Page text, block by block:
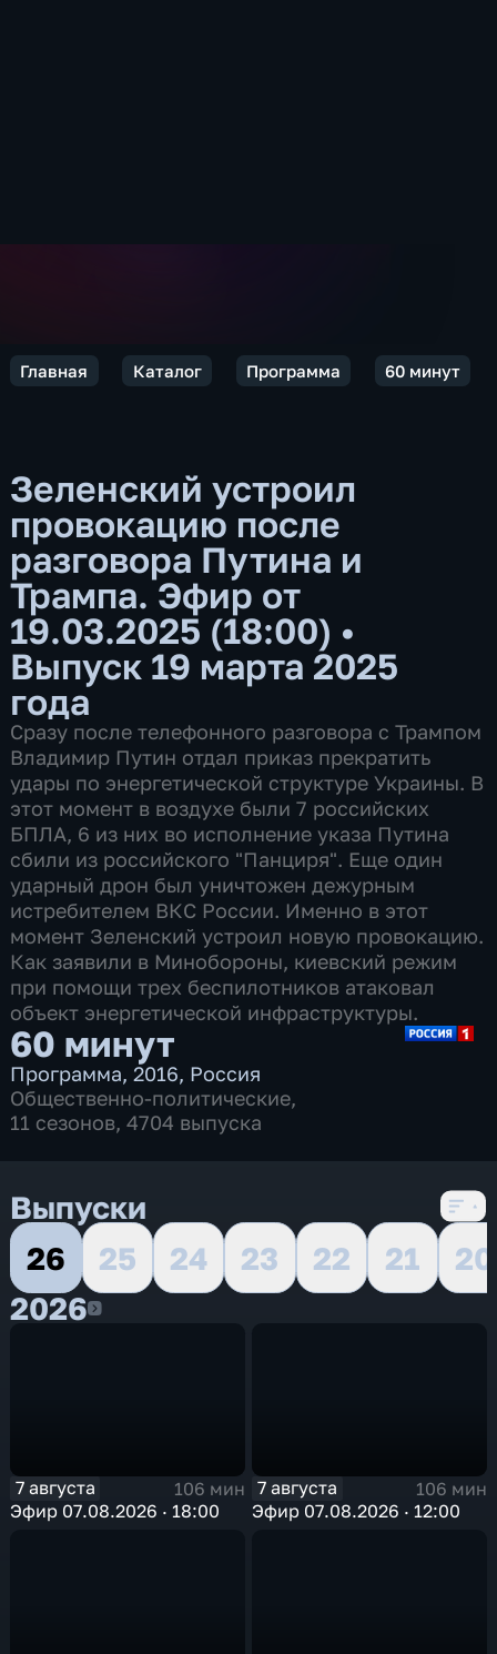
Главная Каталог Программа 60 минут
Зеленский устроил
провокацию после
разговора Путина и
Трампа. Эфир от
19.03.2025 (18:00) •
Выпуск 19 марта 2025
года
Сразу после телефонного разговора с Трампом
Владимир Путин отдал приказ прекратить
удары по энергетической структуре Украины. В
этот момент в воздухе были 7 российских
БПЛА, 6 из них во исполнение указа Путина
сбили из российского "Панциря". Еще один
ударный дрон был уничтожен дежурным
истребителем ВКС России. Именно в этот
момент Зеленский устроил новую провокацию.
Как заявили в Минобороны, киевский режим
при помощи трех беспилотников атаковал
объект энергетической инфраструктуры.
60 минут
Программа,2016, Россия
Общественно-политические,
11 сезонов, 4704 выпуска
Выпуски
26
25 24 23 22 21
20
20262026
7 августа
106 мин
Эфир 07.08.2026 · 18:00
7 августа
106 мин
Эфир 07.08.2026 · 12:00